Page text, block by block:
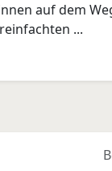
auf dem
...